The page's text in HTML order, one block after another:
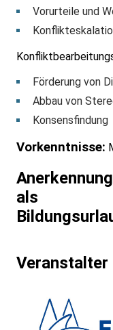
Vorurteile und
Förderung von
Abbau von
Konsensfindung
Vorkenntnisse:
Anerkennung
als
Veranstalter